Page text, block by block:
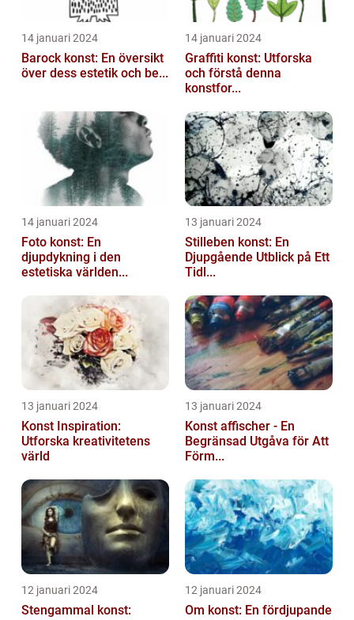
14 januari 2024
Barock konst: En översikt
över dess estetik och be...
14 januari 2024
Graffiti konst: Utforska
och förstå denna
konstfor...
14 januari 2024
Foto konst: En
djupdykning i den
estetiska världen...
13 januari 2024
Stilleben konst: En
Djupgående Utblick på Ett
Tidl...
13 januari 2024
Konst Inspiration:
Utforska kreativitetens
värld
13 januari 2024
Konst affischer - En
Begränsad Utgåva för Att
Förm...
12 januari 2024
Stengammal konst:
12 januari 2024
Om konst: En fördjupande